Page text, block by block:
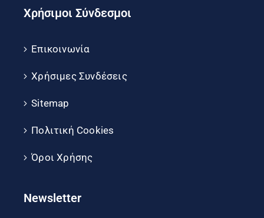
Χρήσιμοι Σύνδεσμοι
Επικοινωνία
Χρήσιμες Συνδέσεις
Sitemap
Πολιτική Cookies
Όροι Χρήσης
Newsletter